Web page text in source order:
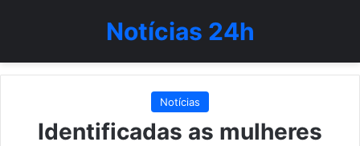
Notícias 24h
Notícias
Identificadas as mulheres